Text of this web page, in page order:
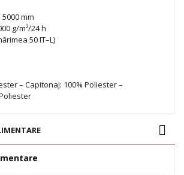
mm
g/m²/24 h
50 IT–L)
– Capitonaj: 100% Poliester –